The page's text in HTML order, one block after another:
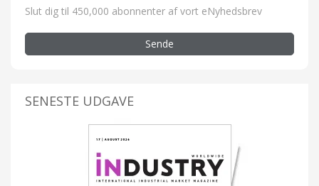
Slut dig til 450,000 abonnenter af vort eNyhedsbrev
Sende
SENESTE UDGAVE